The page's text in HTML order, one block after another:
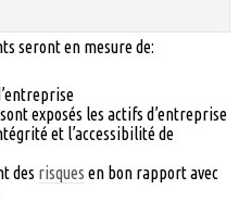
seront en mesure de:
exposés les actifs d’entreprise
et l’accessibilité de
des risques en bon rapport avec